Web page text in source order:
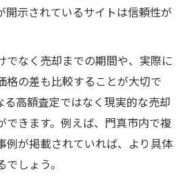
開示されているサイトは信頼性が
でなく売却までの期間や、実際に
格の差も比較することが大切で
る高額査定ではなく現実的な売却
できます。例えば、門真市内で複
例が掲載されていれば、より具体
しょう。